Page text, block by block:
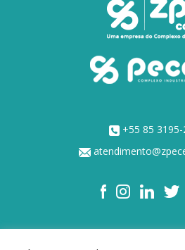
+55 85 3195-
NOSSOS